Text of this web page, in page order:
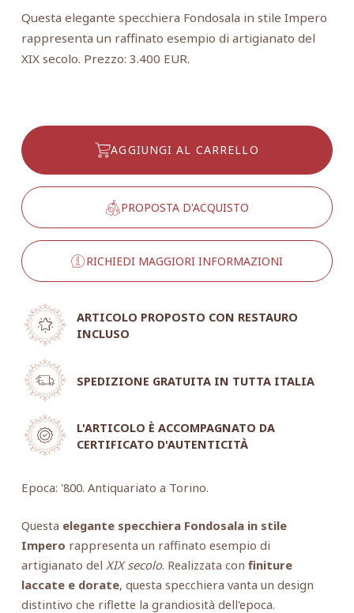
Questa elegante specchiera Fondosala in stile Impero
rappresenta un raffinato esempio di artigianato del
XIX secolo. Prezzo: 3.400 EUR.
AGGIUNGI AL CARRELLO
PROPOSTA D'ACQUISTO
RICHIEDI MAGGIORI INFORMAZIONI
ARTICOLO PROPOSTO CON RESTAURO
INCLUSO
SPEDIZIONE GRATUITA IN TUTTA ITALIA
L'ARTICOLO È ACCOMPAGNATO DA
CERTIFICATO D'AUTENTICITÀ
Epoca: '800. Antiquariato a Torino.
Questa elegante specchiera Fondosala in stile
Impero rappresenta un raffinato esempio di
artigianato del XIX secolo. Realizzata con finiture
laccate e dorate, questa specchiera vanta un design
distintivo che riflette la grandiosità dell'epoca.